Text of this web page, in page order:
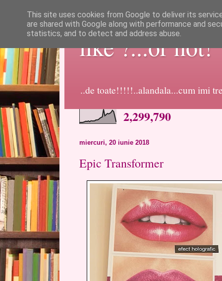
like ?...or not!
..de toate!!!!!..alandala...cum imi
2,299,790
miercuri, 20 iunie 2018
Epic Transformer
This site uses cookies from Google to deliver its
are shared with Google along with performance and
statistics, and to detect and address abuse.